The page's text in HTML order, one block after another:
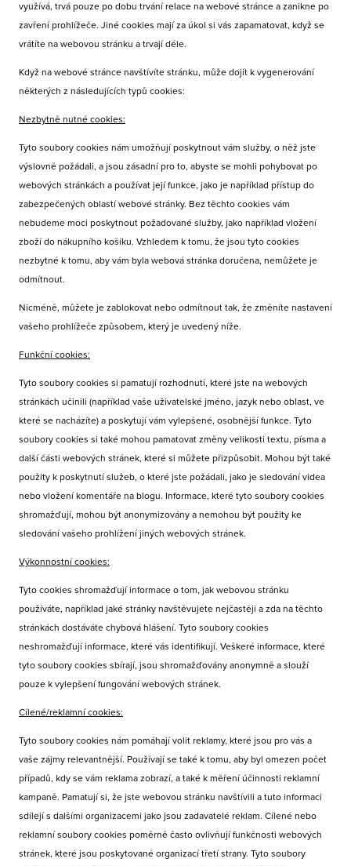
využívá, trvá pouze po dobu trvání relace na webové stránce a zanikne po
zavření prohlížeče. Jiné cookies mají za úkol si vás zapamatovat, když se
vrátíte na webovou stránku a trvají déle.
Když na webové stránce navštívíte stránku, může dojít k vygenerování
některých z následujících typů cookies:
Nezbytně nutné cookies:
Tyto soubory cookies nám umožňují poskytnout vám služby, o něž jste
výslovně požádali, a jsou zásadní pro to, abyste se mohli pohybovat po
webových stránkách a používat její funkce, jako je například přístup do
zabezpečených oblastí webové stránky. Bez těchto cookies vám
nebudeme moci poskytnout požadované služby, jako například vložení
zboží do nákupního košíku. Vzhledem k tomu, že jsou tyto cookies
nezbytné k tomu, aby vám byla webová stránka doručena, nemůžete je
odmítnout.
Nicméně, můžete je zablokovat nebo odmítnout tak, že změníte nastavení
vašeho prohlížeče způsobem, který je uvedený níže.
Funkční cookies:
Tyto soubory cookies si pamatují rozhodnutí, které jste na webových
stránkách učinili (například vaše uživatelské jméno, jazyk nebo oblast, ve
které se nacházíte) a poskytují vám vylepšené, osobnější funkce. Tyto
soubory cookies si také mohou pamatovat změny velikosti textu, písma a
další části webových stránek, které si můžete přizpůsobit. Mohou být také
použity k poskytnutí služeb, o které jste požádali, jako je sledování videa
nebo vložení komentáře na blogu. Informace, které tyto soubory cookies
shromažďují, mohou být anonymizovány a nemohou být použity ke
sledování vašeho prohlížení jiných webových stránek.
Výkonnostní cookies:
Tyto cookies shromažďují informace o tom, jak webovou stránku
používáte, například jaké stránky navštěvujete nejčastěji a zda na těchto
stránkách dostáváte chybová hlášení. Tyto soubory cookies
neshromažďují informace, které vás identifikují. Veškeré informace, které
tyto soubory cookies sbírají, jsou shromažďovány anonymně a slouží
pouze k vylepšení fungování webových stránek.
Cílené/reklamní cookies:
Tyto soubory cookies nám pomáhají volit reklamy, které jsou pro vás a
vaše zájmy relevantnější. Používají se také k tomu, aby byl omezen počet
případů, kdy se vám reklama zobrazí, a také k měření účinnosti reklamní
kampaně. Pamatují si, že jste webovou stránku navštívili a tuto informaci
sdílejí s dalšími organizacemi jako jsou zadavatelé reklam. Cílené nebo
reklamní soubory cookies poměrně často ovlivňují funkčnosti webových
stránek, které jsou poskytované organizací třetí strany. Tyto soubory